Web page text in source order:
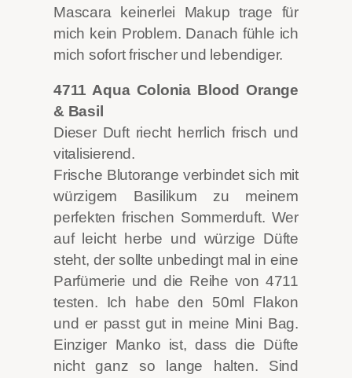
Mascara keinerlei Makup trage für
mich kein Problem. Danach fühle ich
mich sofort frischer und lebendiger.
4711 Aqua Colonia Blood Orange
& Basil
Dieser Duft riecht herrlich frisch und
vitalisierend.
Frische Blutorange verbindet sich mit
würzigem Basilikum zu meinem
perfekten frischen Sommerduft. Wer
auf leicht herbe und würzige Düfte
steht, der sollte unbedingt mal in eine
Parfümerie und die Reihe von 4711
testen. Ich habe den 50ml Flakon
und er passt gut in meine Mini Bag.
Einziger Manko ist, dass die Düfte
nicht ganz so lange halten. Sind